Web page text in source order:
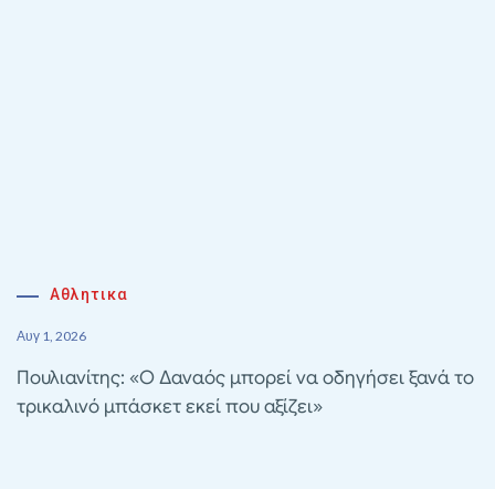
Αθλητικα
Αυγ 1, 2026
Πουλιανίτης: «Ο Δαναός μπορεί να οδηγήσει ξανά το
τρικαλινό μπάσκετ εκεί που αξίζει»